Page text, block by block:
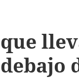
que
debajo